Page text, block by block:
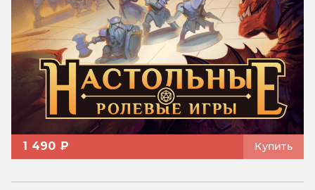
1 490 ₽ Купить